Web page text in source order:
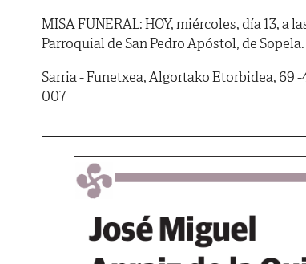
MISA FUNERAL: HOY, miércoles, día 13, a
Parroquial de San Pedro Apóstol, de Sopela.
Sarria - Funetxea, Algortako Etorbidea, 69
007